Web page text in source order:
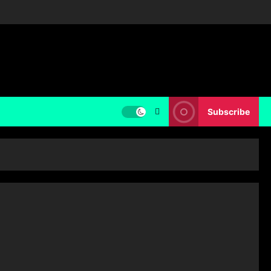
Subscribe